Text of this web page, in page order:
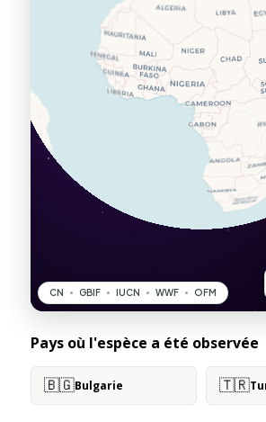
Pays où l'espèce a été observée
🇧🇬Bulgarie 🇹🇷